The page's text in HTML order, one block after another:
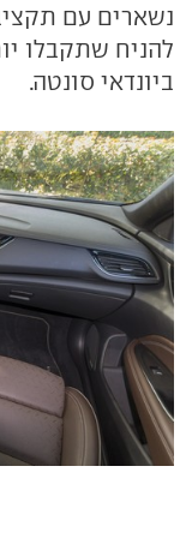
להניח שתקבלו
ביונדאי סונטה.